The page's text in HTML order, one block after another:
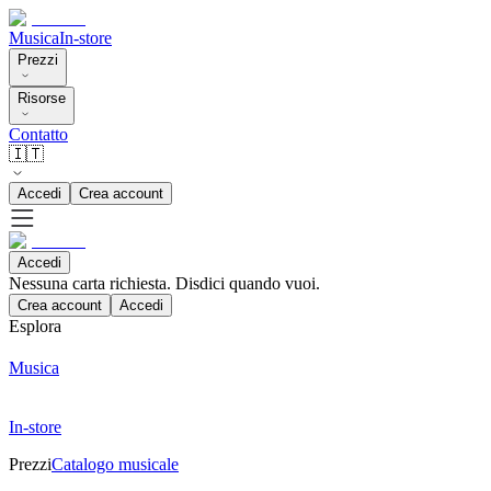
MusicaIn-store
Prezzi
Risorse
Contatto
🇮🇹
Accedi Crea account
Accedi
Nessuna carta richiesta. Disdici quando vuoi.
Crea account Accedi
Esplora
Musica
In-store
PrezziCatalogo musicale